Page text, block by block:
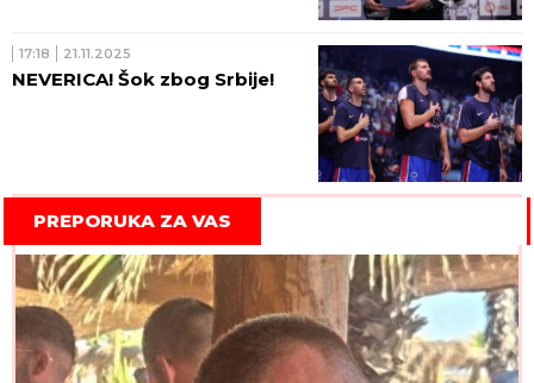
17:18 21.11.2025
NEVERICA! Šok zbog Srbije!
PREPORUKA ZA VAS